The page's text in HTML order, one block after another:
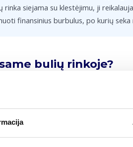
rinka siejama su klestėjimu, ji
finansinius burbulus, po kurių
bulių rinkoje?
finansinio turto kainos pakyla bent
nuo ilgalaikės teigiamos
lygis. Pasaulinėje praktikoje tokie
skatina tolesnį kainų kilimą.